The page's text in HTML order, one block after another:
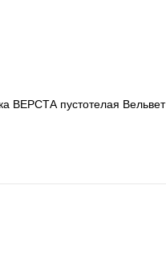
ВЕРСТА пустотелая Вельвет